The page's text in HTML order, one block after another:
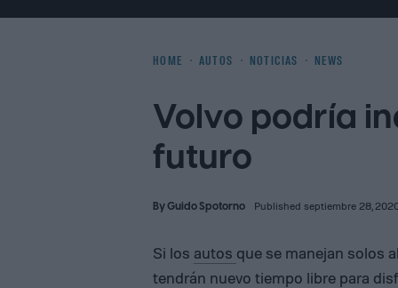
HOME AUTOS NOTICIAS NEWS
Volvo podría
futuro
ByGuido Spotorno Published septiembre 28,
Si los autos que se manejan solos
tendrán nuevo tiempo libre para